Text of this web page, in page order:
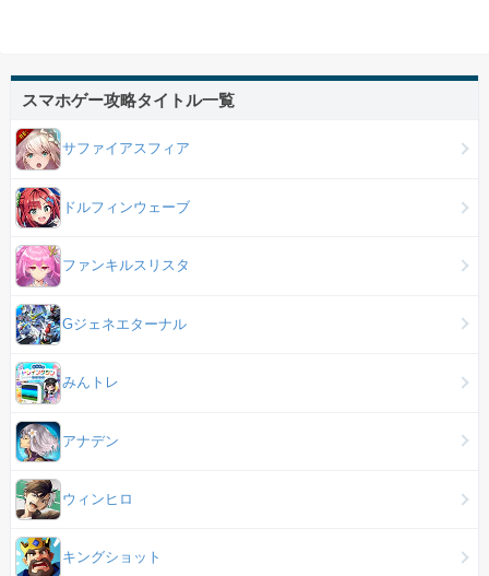
スマホゲー攻略タイトル一覧
サファイアスフィア
ドルフィンウェーブ
ファンキルスリスタ
Gジェネエターナル
みんトレ
アナデン
ウィンヒロ
キングショット